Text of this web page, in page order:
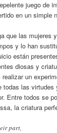
juego de
en un simple
que las mujeres
y lo han
están
diosas y
un
todas las virtudes
Entre todos se
la criatura
part,